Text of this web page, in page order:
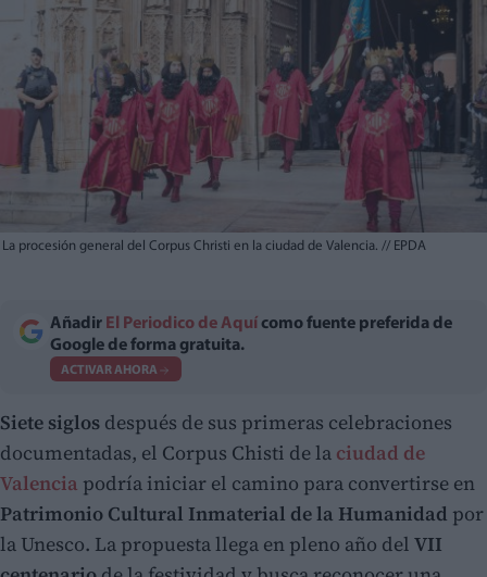
La procesión general del Corpus Christi en la ciudad de Valencia. // EPDA
Añadir El Periodico de Aquí como fuente preferida de
Google de forma gratuita.
ACTIVAR AHORA
Siete siglos después de sus primeras celebraciones
documentadas, el Corpus Chisti de la ciudad de
Valencia podría iniciar el camino para convertirse en
Patrimonio Cultural Inmaterial de la Humanidad por
la Unesco. La propuesta llega en pleno año del VII